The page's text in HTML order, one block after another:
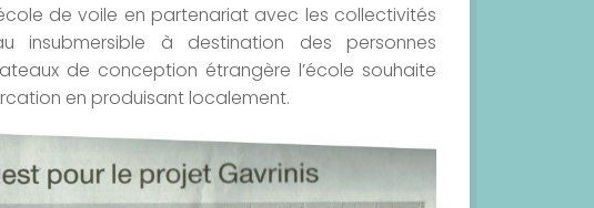
de voile en partenariat avec les collectivités
insubmersible à destination des personnes
de conception étrangère l’école souhaite
en produisant localement.